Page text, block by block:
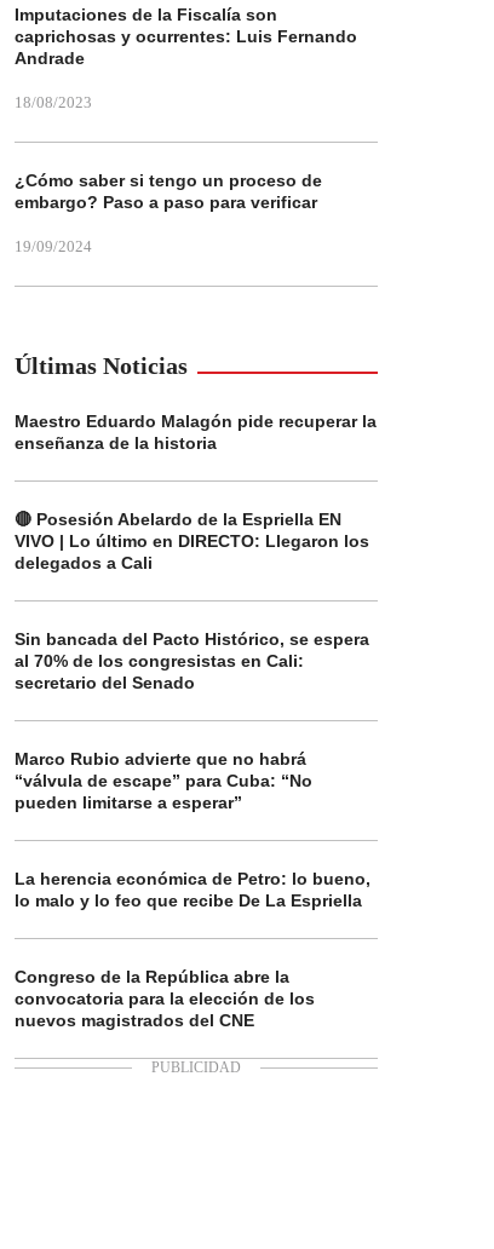
Imputaciones de la Fiscalía son
caprichosas y ocurrentes: Luis Fernando
Andrade
18/08/2023
¿Cómo saber si tengo un proceso de
embargo? Paso a paso para verificar
19/09/2024
Últimas Noticias
Maestro Eduardo Malagón pide recuperar la
enseñanza de la historia
🔴 Posesión Abelardo de la Espriella EN
VIVO | Lo último en DIRECTO: Llegaron los
delegados a Cali
Sin bancada del Pacto Histórico, se espera
al 70% de los congresistas en Cali:
secretario del Senado
Marco Rubio advierte que no habrá
“válvula de escape” para Cuba: “No
pueden limitarse a esperar”
La herencia económica de Petro: lo bueno,
lo malo y lo feo que recibe De La Espriella
Congreso de la República abre la
convocatoria para la elección de los
nuevos magistrados del CNE